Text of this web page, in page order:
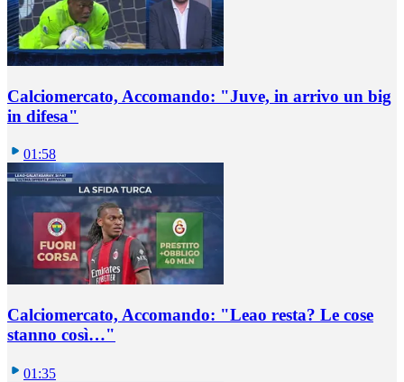
Calciomercato, Accomando: "Juve, in arrivo un big
in difesa"
01:58
Calciomercato, Accomando: "Leao resta? Le cose
stanno così…"
01:35